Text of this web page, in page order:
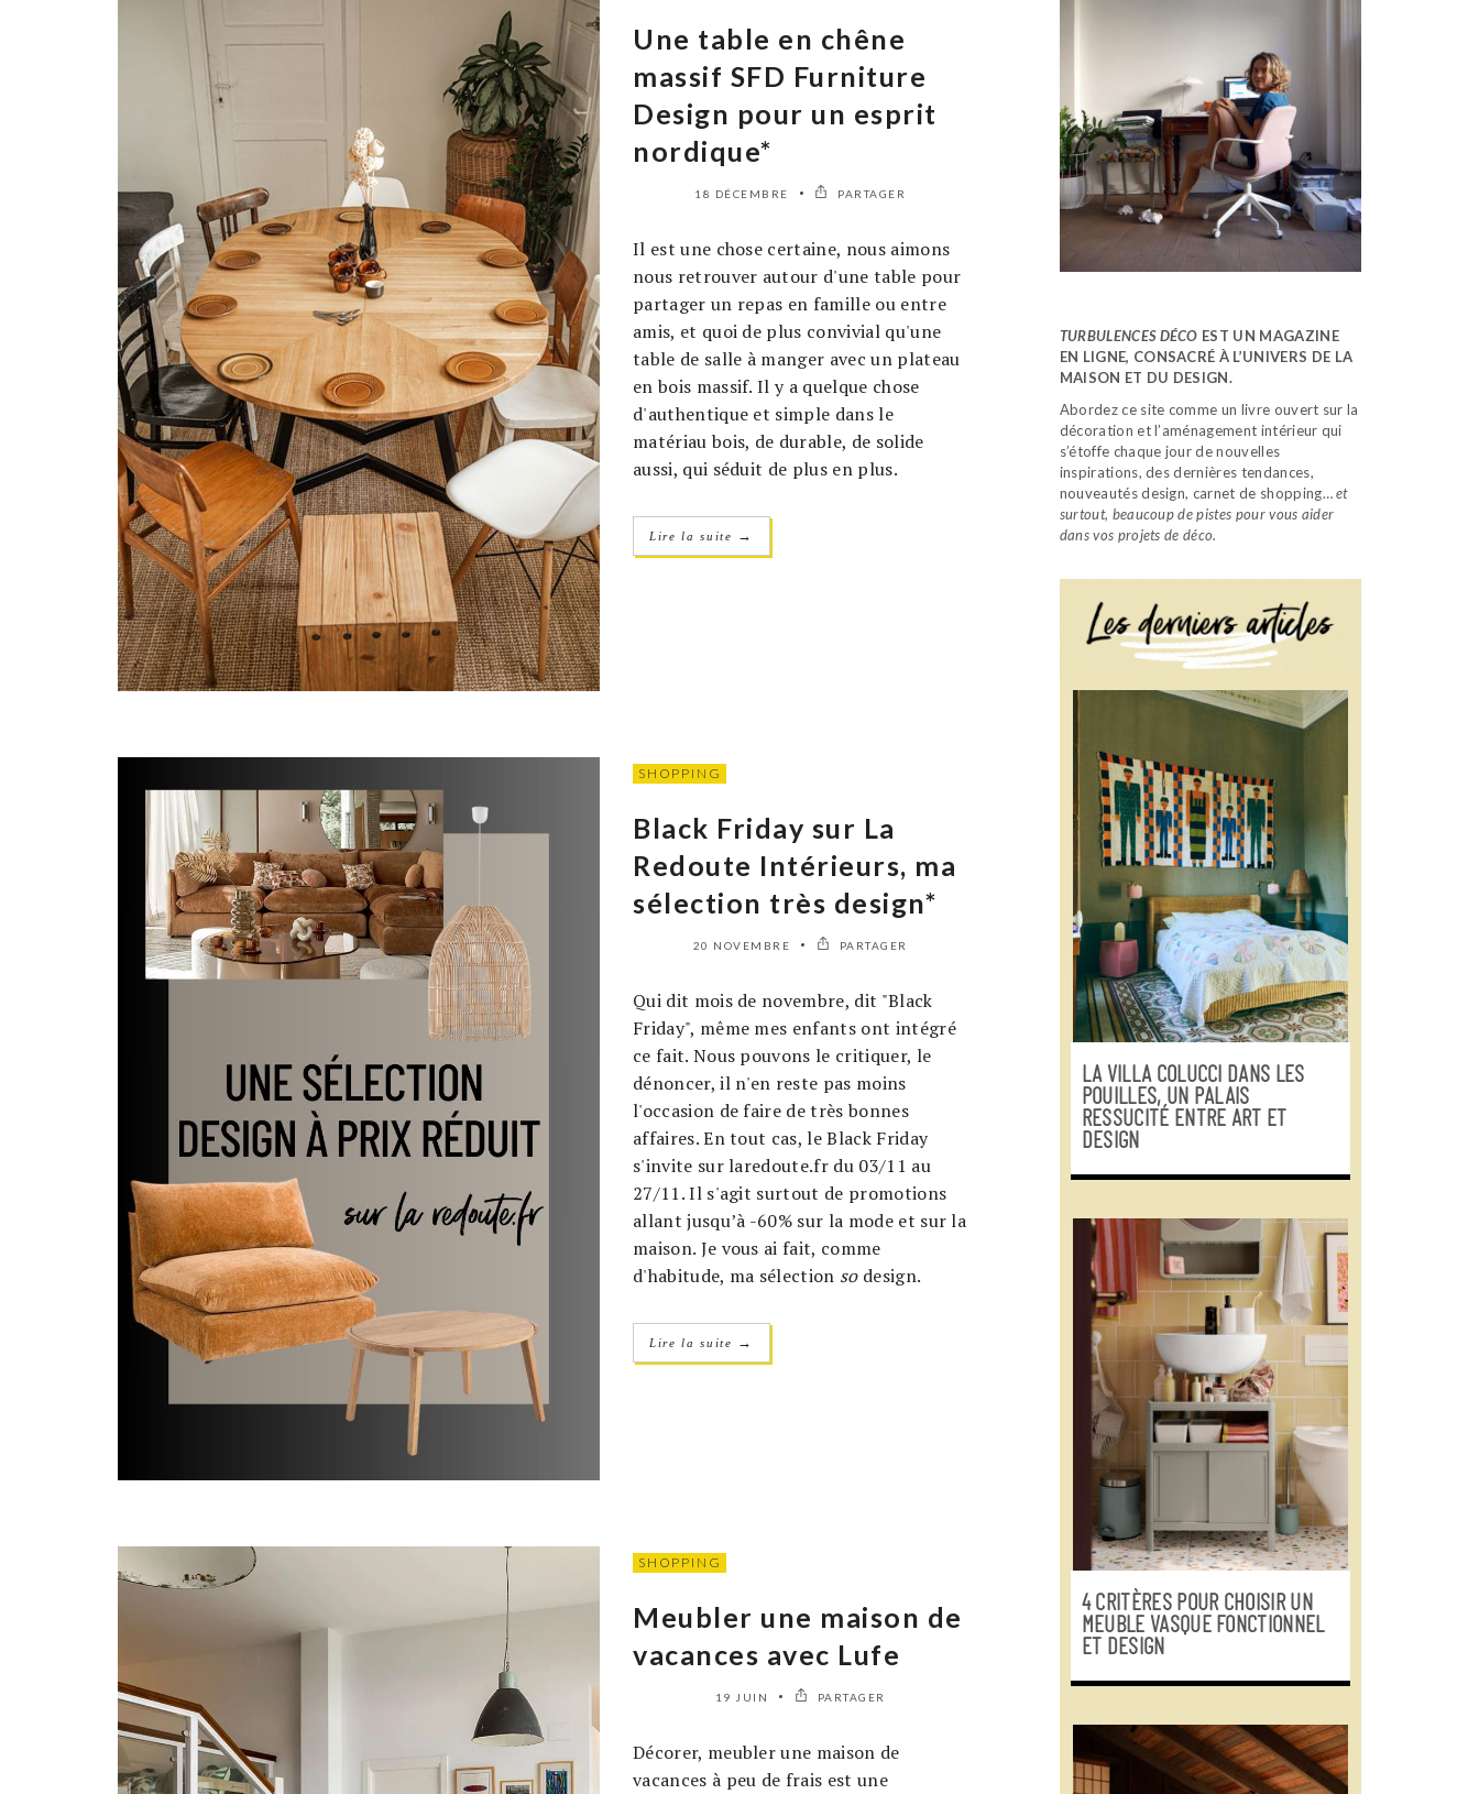
Une table en chêne
massif SFD Furniture
Design pour un esprit
nordique*
18 DÉCEMBRE PARTAGER
Il est une chose certaine, nous aimons
nous retrouver autour d'une table pour
partager un repas en famille ou entre
amis, et quoi de plus convivial qu'une
table de salle à manger avec un plateau
en bois massif. Il y a quelque chose
d'authentique et simple dans le
matériau bois, de durable, de solide
aussi, qui séduit de plus en plus.
Lire la suite →
SHOPPING
Black Friday sur La
Redoute Intérieurs, ma
sélection très design*
20 NOVEMBRE PARTAGER
Qui dit mois de novembre, dit "Black
Friday", même mes enfants ont intégré
ce fait. Nous pouvons le critiquer, le
dénoncer, il n'en reste pas moins
l'occasion de faire de très bonnes
affaires. En tout cas, le Black Friday
s'invite sur laredoute.fr du 03/11 au
27/11. Il s'agit surtout de promotions
allant jusqu’à -60% sur la mode et sur la
maison. Je vous ai fait, comme
d'habitude, ma sélection sodesign.
Lire la suite →
SHOPPING
Meubler une maison de
vacances avec Lufe
19 JUIN PARTAGER
Décorer, meubler une maison de
vacances à peu de frais est une
TURBULENCES DÉCO EST UN MAGAZINE
EN LIGNE, CONSACRÉ À L’UNIVERS DE LA
MAISON ET DU DESIGN.
Abordez ce site comme un livre ouvert sur la
décoration et l’aménagement intérieur qui
s’étoffe chaque jour de nouvelles
inspirations, des dernières tendances,
nouveautés design, carnet de shopping…et
surtout, beaucoup de pistes pour vous aider
dans vos projets de déco.
LA VILLA COLUCCI DANS LES
POUILLES, UN PALAIS
RESSUCITÉ ENTRE ART ET
DESIGN
4 CRITÈRES POUR CHOISIR UN
MEUBLE VASQUE FONCTIONNEL
ET DESIGN